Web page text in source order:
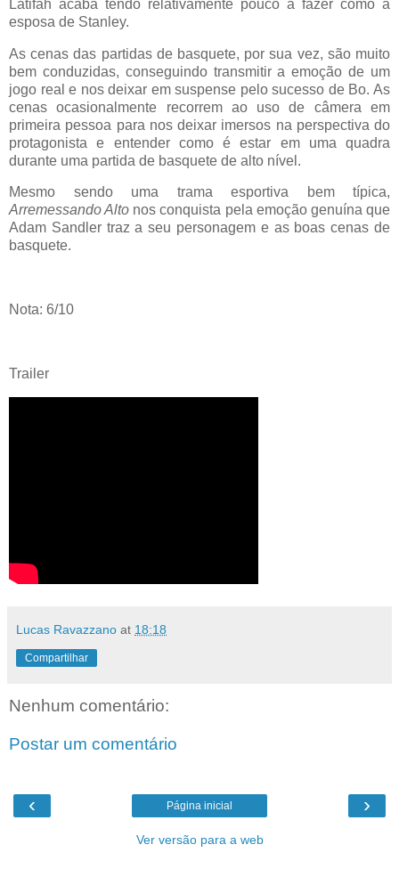
Latifah acaba tendo relativamente pouco a fazer como a
esposa de Stanley.
As cenas das partidas de basquete, por sua vez, são muito
bem conduzidas, conseguindo transmitir a emoção de um
jogo real e nos deixar em suspense pelo sucesso de Bo. As
cenas ocasionalmente recorrem ao uso de câmera em
primeira pessoa para nos deixar imersos na perspectiva do
protagonista e entender como é estar em uma quadra
durante uma partida de basquete de alto nível.
Mesmo sendo uma trama esportiva bem típica,
Arremessando Alto nos conquista pela emoção genuína que
Adam Sandler traz a seu personagem e as boas cenas de
basquete.
Nota: 6/10
Trailer
Lucas Ravazzano at 18:18
Compartilhar
Nenhum comentário:
Postar um comentário
‹ ›
Página inicial
Ver versão para a web